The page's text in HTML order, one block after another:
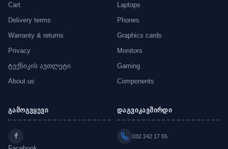
Cart
Delivery terms
Warranty & returns
Privacy
ტექნიკის აუთლეტი
About us
Laptops
Phones
Graphics cards
Monitors
Gaming
Components
გამოგვყევი დაგვიკავშირდი
032 242 17 55